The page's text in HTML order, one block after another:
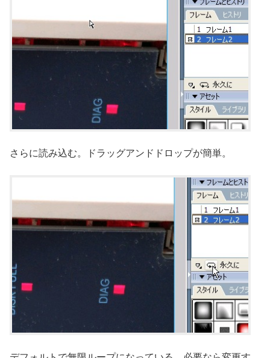
さらに読み込む。ドラッグアンドドロップが簡単。